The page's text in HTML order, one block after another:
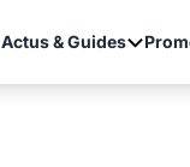
Actus & Guides